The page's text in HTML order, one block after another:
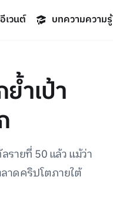
อีเวนต์ บทความความรู้
ำเป้า
ายที่ 50 แล้ว แม้ว่า
าดคริปโตภายใต้